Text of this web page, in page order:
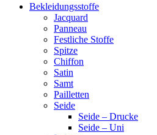
Bekleidungsstoffe
Jacquard
Panneau
Festliche Stoffe
Spitze
Chiffon
Satin
Samt
Pailletten
Seide
Seide – Drucke
Seide – Uni